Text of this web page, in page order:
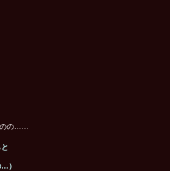
のの……
）